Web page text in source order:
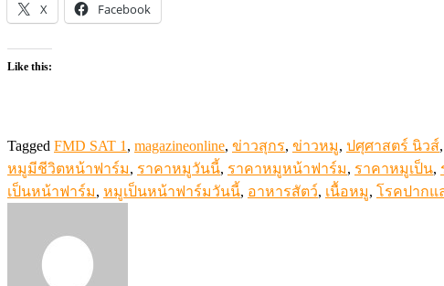
X Facebook
Like this:
Tagged FMD SAT 1 , magazineonline, ข่าวสุกร, ข่าวหมู, ปศุศาสตร์ นิวส์,
หมูมีชีวิตหน้าฟาร์ม, ราคาหมูวันนี้, ราคาหมูหน้าฟาร์ม, ราคาหมูเป็น,
เป็นหน้าฟาร์ม, หมูเป็นหน้าฟาร์มวันนี้, อาหารสัตว์, เนื้อหมู, โรคปากแ